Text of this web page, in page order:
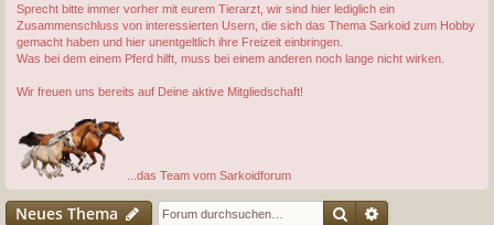
Sprecht bitte immer vorher mit eurem Tierarzt, wir sind hier lediglich ein
Zusammenschluss von interessierten Usern, die sich das Thema Sarkoid zum Hobby
gemacht haben und hier unentgeltlich ihre Freizeit einbringen.
Was bei dem einem Pferd hilft, muss bei einem anderen noch lange nicht wirken.
Wir freuen uns bereits auf Deine aktive Mitgliedschaft!
...das Team vom Sarkoidforum
Neues Thema Suche